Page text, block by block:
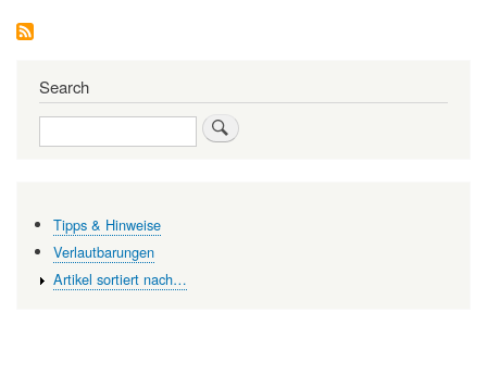
neues
Search
Search
Tipps & Hinweise
Verlautbarungen
Artikel sortiert nach…